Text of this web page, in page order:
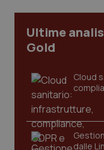
Vaccini
Ultime
Gold
Cloud
dalle
I cookie
sito web
funzionare
Nome